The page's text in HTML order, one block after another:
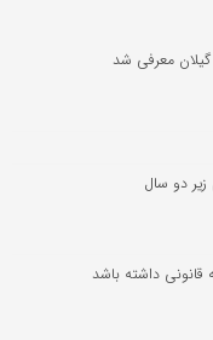
معرفی شد
دو سال
قانونی داشته باشد